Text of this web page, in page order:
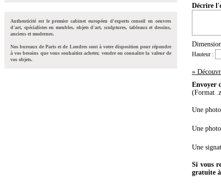
Authenticité est le premier cabinet européen d'experts conseil en oeuvres
d'art, spécialistes en meubles, objets d'art, sculptures, tableaux et dessins,
anciens et modernes.
Nos bureaux de Paris et de Londres sont à votre disposition pour répondre
à vos besoins que vous souhaitiez acheter, vendre ou connaître la valeur de
vos objets.
Décrire
Hauteur :
»
Envoyer
(Format
Une
Une
Une
Si vous
gratuite